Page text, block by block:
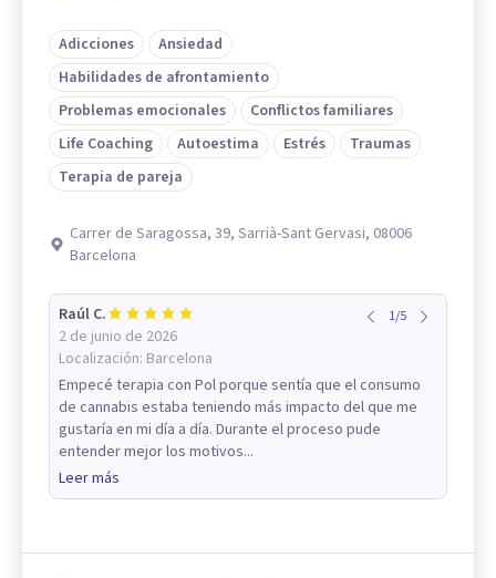
Adicciones
Ansiedad
Habilidades de afrontamiento
Problemas emocionales
Conflictos familiares
Life Coaching
Autoestima Estrés
Traumas
Terapia de pareja
Carrer de Saragossa, 39, Sarrià-Sant Gervasi, 08006
Barcelona
Raúl C.
2 de junio de 2026
Localización: Barcelona
1/5
Empecé terapia con Pol porque sentía que el consumo
de cannabis estaba teniendo más impacto del que me
gustaría en mi día a día. Durante el proceso pude
entender mejor los motivos...
Leer más